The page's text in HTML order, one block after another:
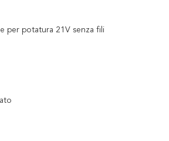
per potatura 21V senza fili